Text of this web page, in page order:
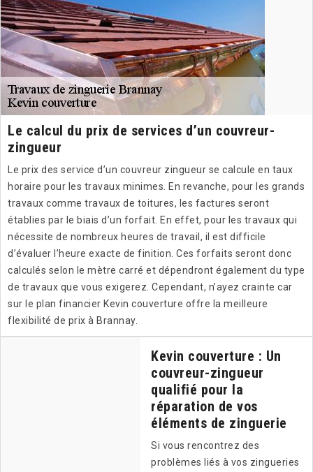
Le calcul du prix de services d’un couvreur-
zingueur
Le prix des service d’un couvreur zingueur se calcule en taux
horaire pour les travaux minimes. En revanche, pour les grands
travaux comme travaux de toitures, les factures seront
établies par le biais d’un forfait. En effet, pour les travaux qui
nécessite de nombreux heures de travail, il est difficile
d’évaluer l’heure exacte de finition. Ces forfaits seront donc
calculés selon le mètre carré et dépendront également du type
de travaux que vous exigerez. Cependant, n’ayez crainte car
sur le plan financier Kevin couverture offre la meilleure
flexibilité de prix à Brannay.
Kevin couverture : Un
couvreur-zingueur
qualifié pour la
réparation de vos
éléments de zinguerie
Si vous rencontrez des
problèmes liés à vos zingueries